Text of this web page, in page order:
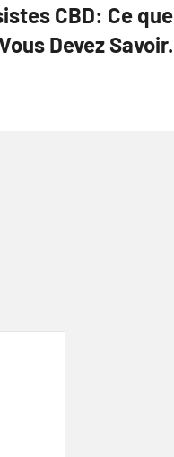
CBD: Ce que
Devez Savoir.